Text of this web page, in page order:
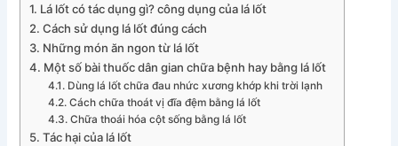
Lá lốt có tác dụng gì? công dụng của lá lốt
Cách sử dụng lá lốt đúng cách
Những món ăn ngon từ lá lốt
Một số bài thuốc dân gian chữa bệnh hay bằng lá lốt
Dùng lá lốt chữa đau nhức xương khớp khi trời lạnh
Cách chữa thoát vị đĩa đệm bằng lá lốt
Chữa thoái hóa cột sống bằng lá lốt
Tác hại của lá lốt